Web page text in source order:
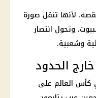
لأنها تنقل صورة
وتحول انتصار
وشعبية.
الحدود
العالم على